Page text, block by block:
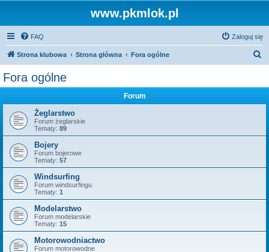
www.pkmlok.pl
FAQ Zaloguj się
Strona klubowa Strona główna Fora ogólne
Fora ogólne
Forum
Żeglarstwo
Forum żeglarskie
Tematy: 89
Bojery
Forum bojerowe
Tematy: 57
Windsurfing
Forum windsurfingu
Tematy: 1
Modelarstwo
Forum modelarskie
Tematy: 15
Motorowodniactwo
Forum motorowodne